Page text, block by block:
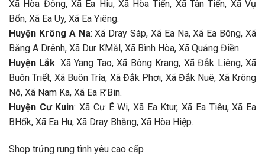
Xã Hòa Đông, Xã Ea Hiu, Xã Hòa Tiến, Xã Tân Tiến, Xã Vụ
Bổn, Xã Ea Uy, Xã Ea Yiêng.
Huyện Krông A Na: Xã Dray Sáp, Xã Ea Na, Xã Ea Bông, Xã
Băng A Drênh, Xã Dur KMăl, Xã Bình Hòa, Xã Quảng Điền.
Huyện Lắk: Xã Yang Tao, Xã Bông Krang, Xã Đắk Liêng, Xã
Buôn Triết, Xã Buôn Tría, Xã Đắk Phơi, Xã Đắk Nuê, Xã Krông
Nô, Xã Nam Ka, Xã Ea R’Bin.
Huyện Cư Kuin: Xã Cư Ê Wi, Xã Ea Ktur, Xã Ea Tiêu, Xã Ea
BHốk, Xã Ea Hu, Xã Dray Bhăng, Xã Hòa Hiệp.
Shop trứng rung tình yêu cao cấp